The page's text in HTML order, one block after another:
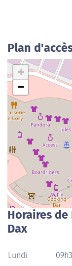
Plan
+
−
Horaires
Dax
Lundi